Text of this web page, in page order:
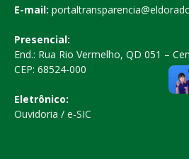
E-mail:
Presencial:
End.: Rua Rio Vermelho, QD 051 –
CEP: 68524-000
Eletrônico:
Ouvidoria / e-SIC